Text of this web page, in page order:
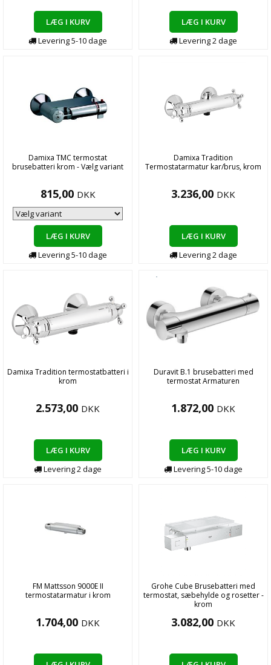
LÆG I KURV
Levering5-10dage
LÆG I KURV
Levering2dage
Damixa TMC termostat
brusebatteri krom - Vælg variant
815,00 DKK
LÆG I KURV
Levering5-10dage
Damixa Tradition
Termostatarmatur kar/brus, krom
3.236,00 DKK
LÆG I KURV
Levering2dage
Damixa Tradition termostatbatteri i
krom
2.573,00 DKK
LÆG I KURV
Levering2dage
Duravit B.1 brusebatteri med
termostat Armaturen
1.872,00 DKK
LÆG I KURV
Levering5-10dage
FM Mattsson 9000E II
termostatarmatur i krom
1.704,00 DKK
Grohe Cube Brusebatteri med
termostat, sæbehylde og rosetter -
krom
3.082,00 DKK